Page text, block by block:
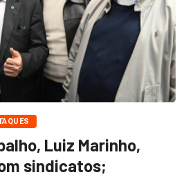
Luiz Marinho,
sindicatos;